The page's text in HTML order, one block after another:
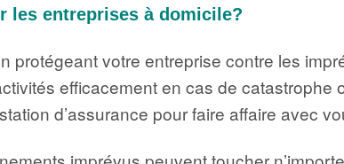
les entreprises à domicile?
protégeant votre entreprise contre les
efficacement en cas de catastrophe
d’assurance pour faire affaire avec